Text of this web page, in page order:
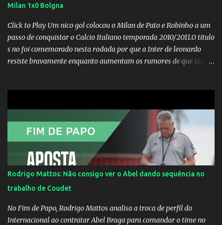
Milan 1x0 Bolgna
Click to Play Um nico gol colocou o Milan de Pato e Robinho a um
passo de conquistar o Calcio Italiano temporada 2010/2011.O titulo
s no foi comemorado nesta rodada por que a Inter de leonardo
resiste bravamente enquanto aumentam os rumores de que Jos
Rodrigo Mattos: Não consigo ver o Abel dando sequência no
trabalho de Coudet
No Fim de Papo, Rodrigo Mattos analisa a troca de perfil do
Internacional ao contratar Abel Braga para comandar o time no